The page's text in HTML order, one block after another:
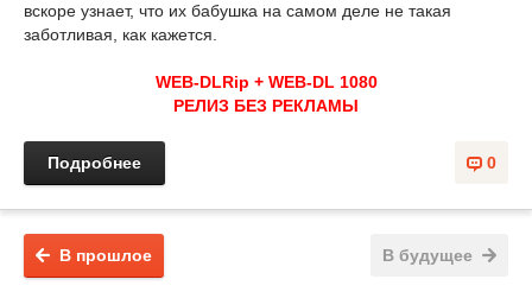
вскоре узнает, что их бабушка на самом деле не такая
заботливая, как кажется.
WEB-DLRip + WEB-DL 1080
РЕЛИЗ БЕЗ РЕКЛАМЫ
0
Подробнее
В будущее
В прошлое